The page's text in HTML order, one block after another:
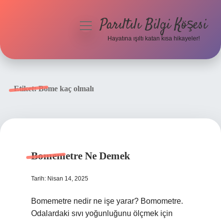
menüyüParıltılı Bilgi Köşesi
Hayatına ışıltı katan kısa hikayeler!
Etiket:Bome kaç olmalı
Bomemetre Ne Demek
Tarih: Nisan 14, 2025
Bomemetre nedir ne işe yarar? Bomometre.
Odalardaki sıvı yoğunluğunu ölçmek için